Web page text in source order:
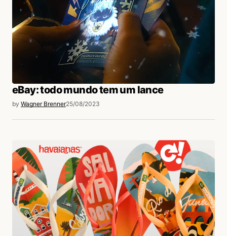
eBay: todo mundo tem um lance
by Wagner Brenner25/08/2023